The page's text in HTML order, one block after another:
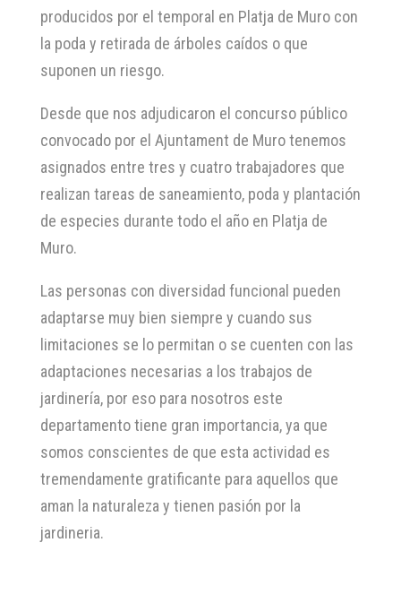
producidos por el temporal en Platja de Muro con
la poda y retirada de árboles caídos o que
suponen un riesgo.
Desde que nos adjudicaron el concurso público
convocado por el Ajuntament de Muro tenemos
asignados entre tres y cuatro trabajadores que
realizan tareas de saneamiento, poda y plantación
de especies durante todo el año en Platja de
Muro.
Las personas con diversidad funcional pueden
adaptarse muy bien siempre y cuando sus
limitaciones se lo permitan o se cuenten con las
adaptaciones necesarias a los trabajos de
jardinería, por eso para nosotros este
departamento tiene gran importancia, ya que
somos conscientes de que esta actividad es
tremendamente gratificante para aquellos que
aman la naturaleza y tienen pasión por la
jardineria.